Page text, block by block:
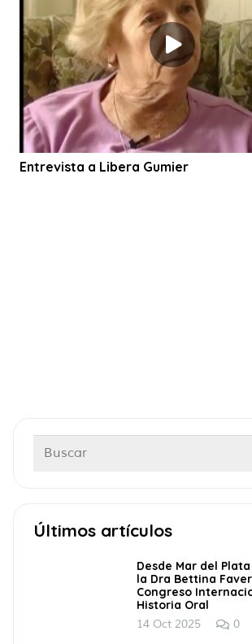
Entrevista a Libera Gumier
Últimos artículos
Desde Mar del
la Dra Bettina
Congreso
Historia Oral
14 Oct 2025 0